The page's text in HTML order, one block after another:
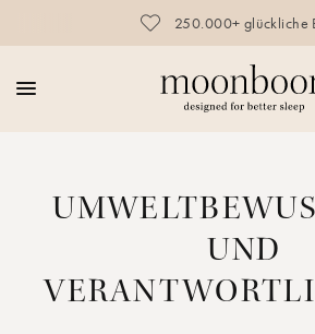
250.000+ glückliche
UND